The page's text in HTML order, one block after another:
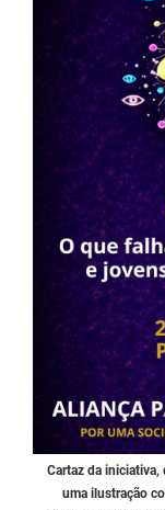
Cartaz da
uma ilustração